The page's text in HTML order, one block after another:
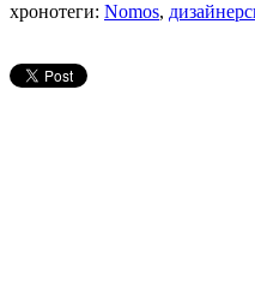
хронотеги: Nomos,